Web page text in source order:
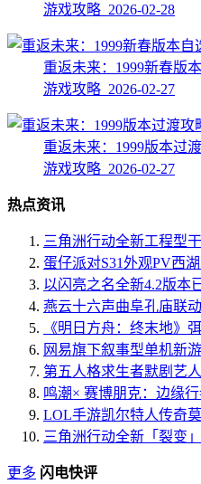
游戏攻略 2026-02-28
重返未来：1999新春版
游戏攻略 2026-02-27
重返未来：1999版本过
游戏攻略 2026-02-27
热点资讯
三角洲行动全新工程型
蛋仔派对S31外观PV西
以闪亮之名全新4.2版本
燕云十六声曲阜孔庙联
《明日方舟：终末地》
网易旗下叙事型单机新
第五人格求生者默剧艺
鸣潮× 赛博朋克：边缘
LOL手游凯尔特人传奇
三角洲行动全新「裂变
更多 闪电快评